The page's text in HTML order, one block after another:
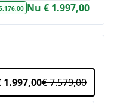
€ 297,00
t.w.v.€ 597,00
Nu € 1.997,00
1.997,00€ 7.579,00